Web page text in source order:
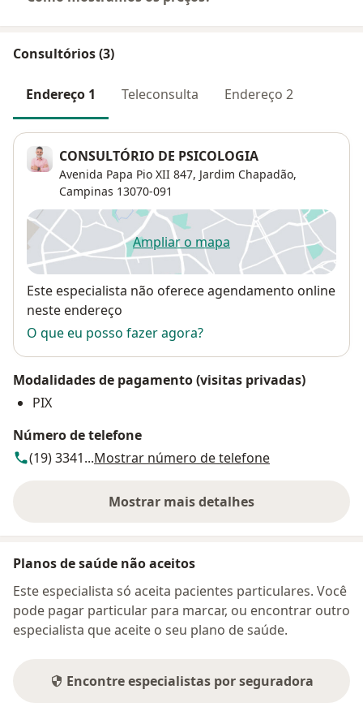
Consultórios (3)
Endereço 1 Teleconsulta Endereço 2
CONSULTÓRIO DE PSICOLOGIA
Avenida Papa Pio XII 847, Jardim Chapadão,
Campinas 13070-091
Ampliar o mapaabre num novo separador
Disponibilidade
Este especialista não oferece agendamento online
neste endereço
O que eu posso fazer agora?
Modalidades de pagamento (visitas privadas)
PIX
Número de telefone
(19) 3341...Mostrar número de telefone
Mostrar mais detalhes
sobre o endereço
Planos de saúde não aceitos
Este especialista só aceita pacientes particulares. Você
pode pagar particular para marcar, ou encontrar outro
especialista que aceite o seu plano de saúde.
Encontre especialistas por seguradora